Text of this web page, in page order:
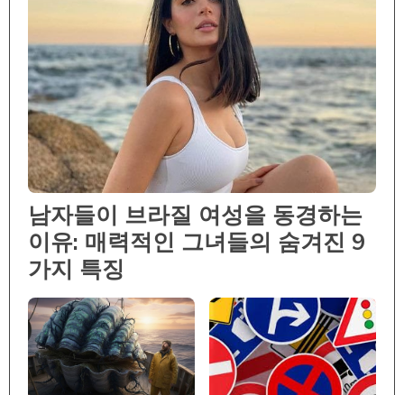
남자들이 브라질 여성을 동경하는
이유: 매력적인 그녀들의 숨겨진 9
가지 특징